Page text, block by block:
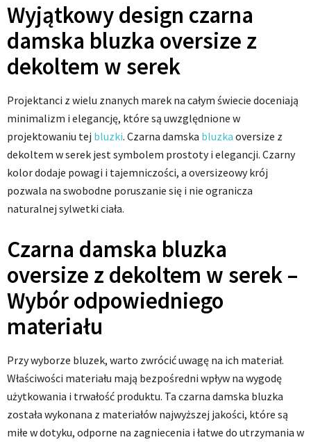
Wyjątkowy design czarna
damska bluzka oversize z
dekoltem w serek
Projektanci z wielu znanych marek na całym świecie doceniają
minimalizm i elegancję, które są uwzględnione w
projektowaniu tej bluzki. Czarna damska bluzka oversize z
dekoltem w serek jest symbolem prostoty i elegancji. Czarny
kolor dodaje powagi i tajemniczości, a oversizeowy krój
pozwala na swobodne poruszanie się i nie ogranicza
naturalnej sylwetki ciała.
Czarna damska bluzka
oversize z dekoltem w serek –
Wybór odpowiedniego
materiału
Przy wyborze bluzek, warto zwrócić uwagę na ich materiał.
Właściwości materiału mają bezpośredni wpływ na wygodę
użytkowania i trwałość produktu. Ta czarna damska bluzka
została wykonana z materiałów najwyższej jakości, które są
miłe w dotyku, odporne na zagniecenia i łatwe do utrzymania w